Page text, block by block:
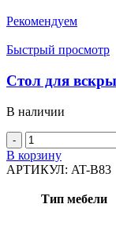
Рекомендуем
Быстрый просмотр
Стол для
В наличии
Количество
товара
Стол
вскрытий
В корзину
АРТИКУЛ: AT-B83
Тип мебели